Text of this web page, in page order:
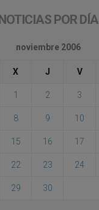
NOTICIAS POR DÍA
noviembre 2006
X J V
1 2 3
8 9 10
15 16 17
22 23 24
29 30